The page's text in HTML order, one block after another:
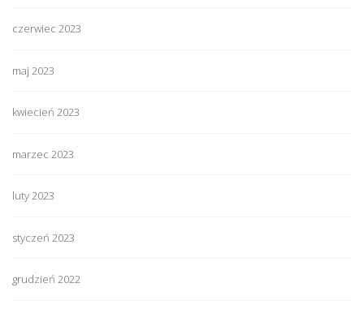
czerwiec 2023
maj 2023
kwiecień 2023
marzec 2023
luty 2023
styczeń 2023
grudzień 2022